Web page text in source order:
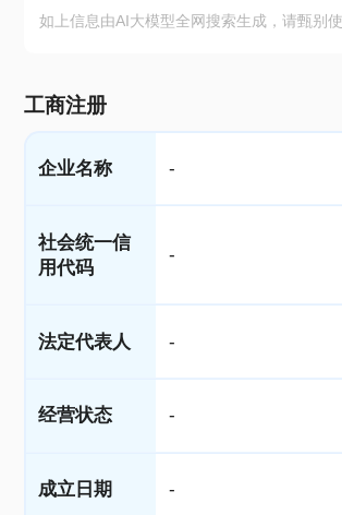
如上信息由AI大模型全网搜索生成，请甄别
工商注册
企业名称 -
社会统一信
用代码
-
法定代表人 -
经营状态 -
成立日期 -